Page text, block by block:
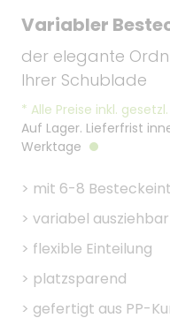
Variabler
der elegante
Ihrer Schublade
* Alle Preise inkl.
Auf Lager. Lieferfrist
Werktage
> mit 6-8
> variabel
> flexible Einteilung
> platzsparend
> gefertigt aus PP-